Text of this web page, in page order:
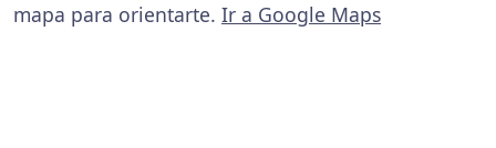
mapa para orientarte. Ir a Google Maps